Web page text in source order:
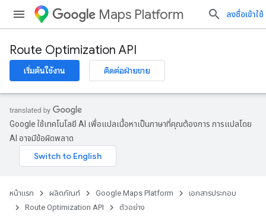
Maps Platform ลงชื่อเข้าใช้
Route Optimization API
เริ่มต้นใช้งาน ติดต่อฝ่ายขาย
Google ใช้เทคโนโลยี AI เพื่อแปลเนื้อหาเป็นภาษาที่คุณต้องการ การแปลโดย
AI อาจมีข้อผิดพลาด
หน้าแรก ผลิตภัณฑ์ Google Maps Platform
เอกสารประกอบ
Route Optimization API
ตัวอย่าง